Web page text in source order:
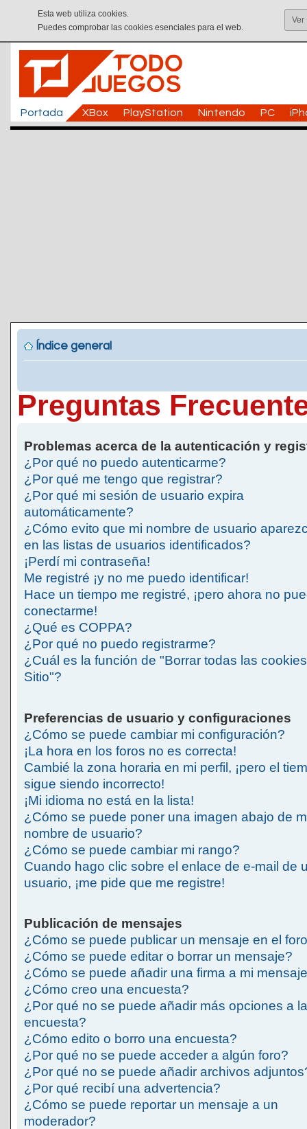
Esta web utiliza cookies.
Puedes comprobar las cookies esenciales para el web.
Ver
Portada XBox PlayStation Nintendo PC
Índice general
Preguntas
Problemas acerca de la autenticación y
¿Por qué no puedo autenticarme?
¿Por qué me tengo que registrar?
¿Por qué mi sesión de usuario expira
automáticamente?
¿Cómo evito que mi nombre de usuario
en las listas de usuarios identificados?
¡Perdí mi contraseña!
Me registré ¡y no me puedo identificar!
Hace un tiempo me registré, ¡pero ahora no
conectarme!
¿Qué es COPPA?
¿Por qué no puedo registrarme?
¿Cuál es la función de "Borrar todas las
Sitio"?
Preferencias de usuario y configuraciones
¿Cómo se puede cambiar mi configuración?
¡La hora en los foros no es correcta!
Cambié la zona horaria en mi perfil, ¡pero el
sigue siendo incorrecto!
¡Mi idioma no está en la lista!
¿Cómo se puede poner una imagen abajo de
nombre de usuario?
¿Cómo se puede cambiar mi rango?
Cuando hago clic sobre el enlace de e-mail de
usuario, ¡me pide que me registre!
Publicación de mensajes
¿Cómo se puede publicar un mensaje en el
¿Cómo se puede editar o borrar un mensaje?
¿Cómo se puede añadir una firma a mi
¿Cómo creo una encuesta?
¿Por qué no se puede añadir más opciones a la
encuesta?
¿Cómo edito o borro una encuesta?
¿Por qué no se puede acceder a algún foro?
¿Por qué no se puede añadir archivos
¿Por qué recibí una advertencia?
¿Cómo se puede reportar un mensaje a un
moderador?